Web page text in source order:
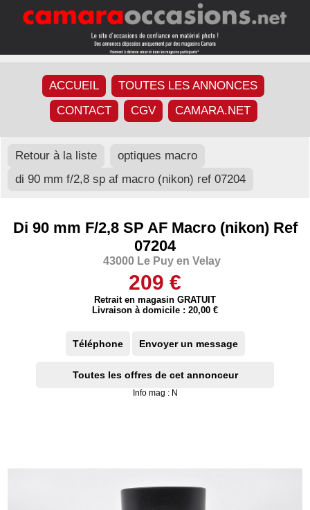
ACCUEIL
TOUTES LES ANNONCES
CONTACT
CGV CAMARA.NET
Retour à la liste
optiques macro
di 90 mm f/2,8 sp af macro (nikon) ref 07204
Di 90 mm F/2,8 SP AF Macro (nikon) Ref
07204
43000 Le Puy en Velay
209 €
Retrait en magasin GRATUIT
Livraison à domicile : 20,00 €
Téléphone Envoyer un message
Toutes les offres de cet annonceur
Info mag : N